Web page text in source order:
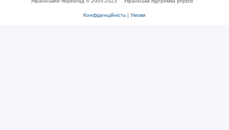
Конфіденційність | Умови